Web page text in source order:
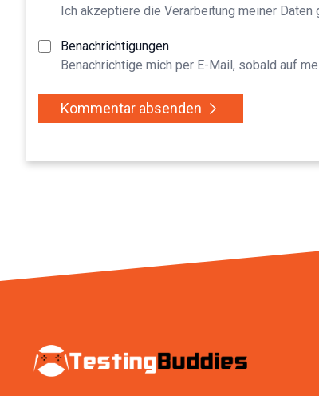
Ich akzeptiere die Verarbeitung meiner Daten
Benachrichtigungen
Benachrichtige mich per E-Mail, sobald auf
Kommentar absenden